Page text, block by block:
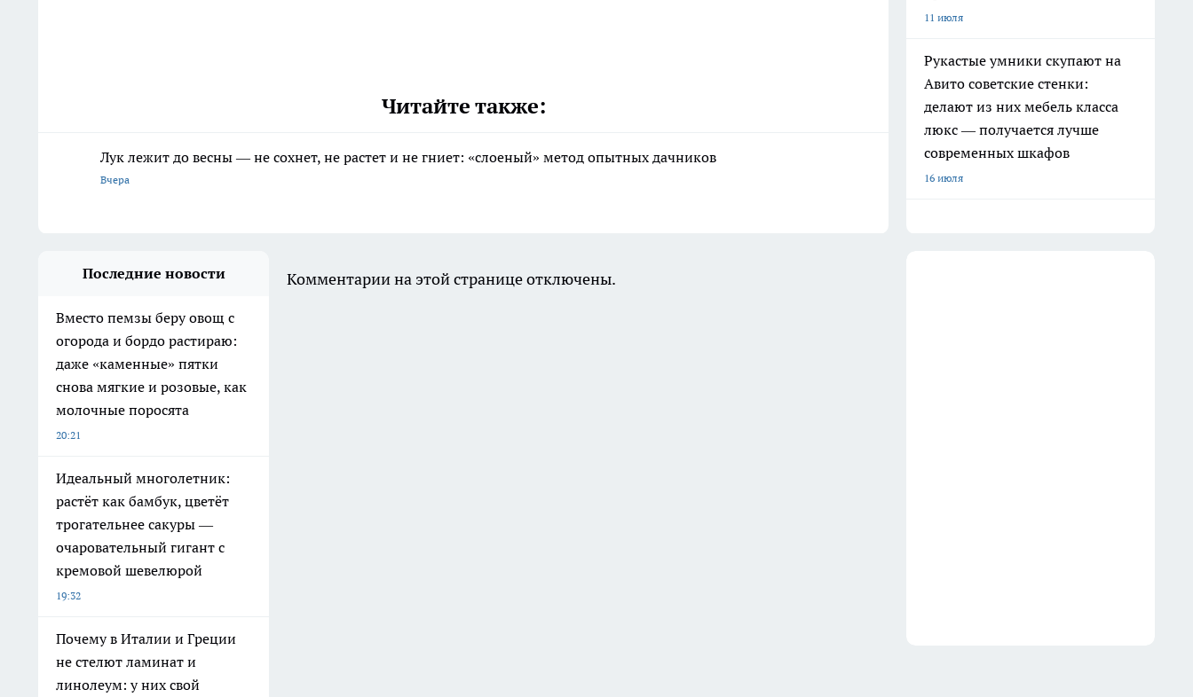
Читайте также:
Лук лежит до весны — не сохнет, не растет и не гниет: «слоеный» метод опытных дачников
Вчера
11 июля
Рукастые умники скупают на
Авито советские стенки:
делают из них мебель класса
люкс — получается лучше
современных шкафов
16 июля
Последние новости
Вместо пемзы беру овощ с
огорода и бордо растираю:
даже «каменные» пятки
снова мягкие и розовые, как
молочные поросята
20:21
Идеальный многолетник:
растёт как бамбук, цветёт
трогательнее сакуры —
очаровательный гигант с
кремовой шевелюрой
19:32
Почему в Италии и Греции
не стелют ламинат и
линолеум: у них свой
Комментарии на этой странице отключены.